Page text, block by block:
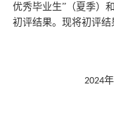
优秀毕业生”（夏季）
初评结果。现将初评结
2024年